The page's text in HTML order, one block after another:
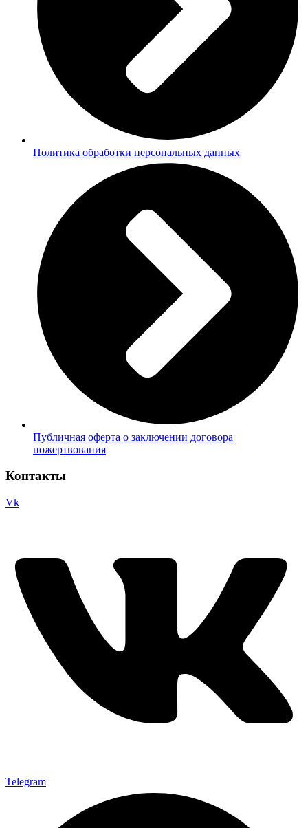
Политика обработки персональных данных
Публичная оферта о заключении договора
пожертвования
Контакты
Vk
Telegram